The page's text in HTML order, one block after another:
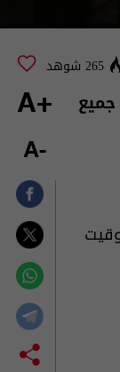
265 شوهد
جميع
+A
-A